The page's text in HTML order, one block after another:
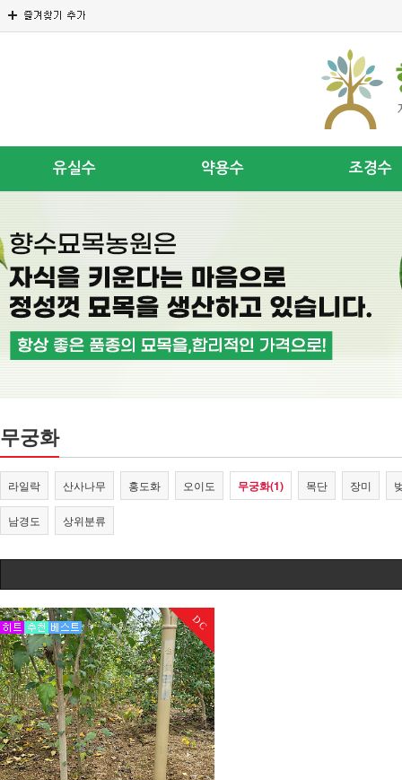
유실수 약용수 조경수
무궁화
라일락 산사나무 홍도화 오이도 무궁화(1) 목단 장미
남경도 상위분류
DC